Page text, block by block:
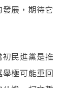
展，期待它
民進黨是推
極可能重回